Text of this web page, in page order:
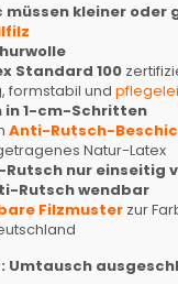
müssen kleiner oder
Standard 100
formstabil und
in 1-cm-Schritten
Anti-Rutsch-
Natur-Latex
nur einseitig
Rutsch wendbar
Filzmuster zur
Umtausch